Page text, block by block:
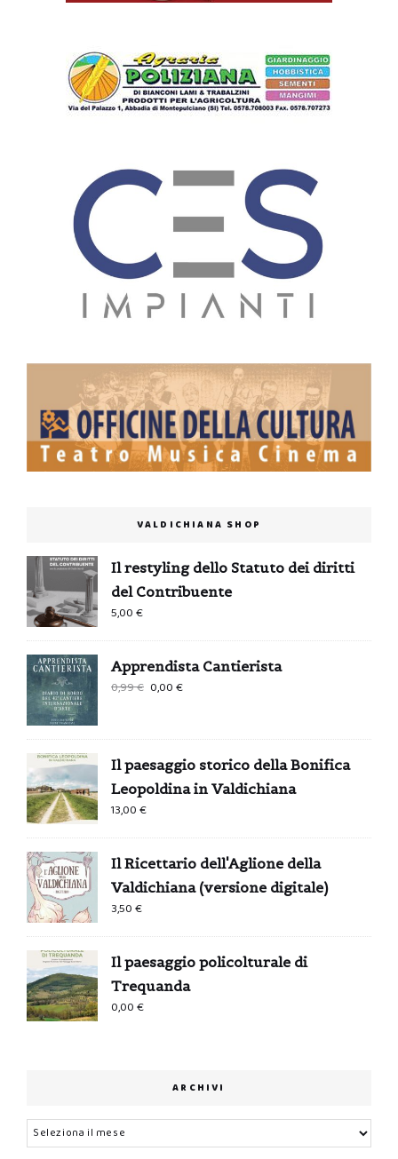
VALDICHIANA SHOP
Il restyling dello Statuto dei diritti
del Contribuente
5,00€
Apprendista Cantierista
0,99€
era:
0,99 €.
0,00€
è:
0,00 €.
Il paesaggio storico della Bonifica
Leopoldina in Valdichiana
13,00€
Il Ricettario dell'Aglione della
Valdichiana (versione digitale)
3,50€
Il paesaggio policolturale di
Trequanda
0,00€
ARCHIVI
Archivi